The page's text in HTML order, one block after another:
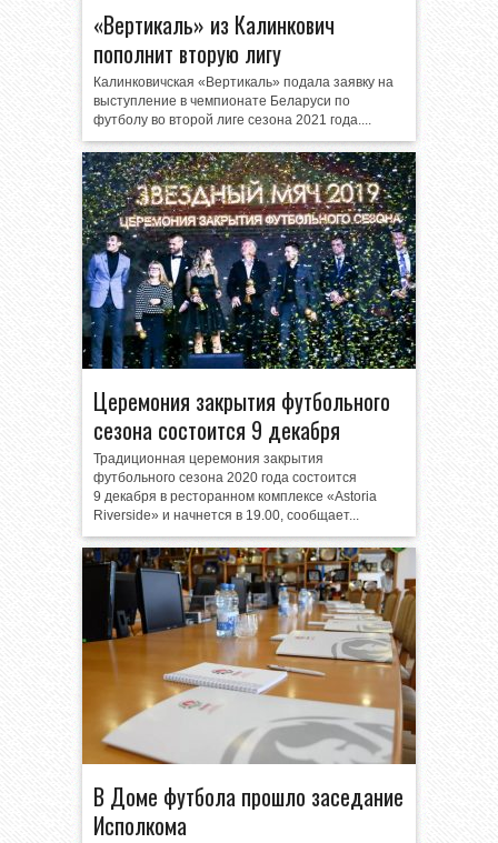
«Вертикаль» из Калинкович
пополнит вторую лигу
Калинковичская «Вертикаль» подала заявку на
выступление в чемпионате Беларуси по
футболу во второй лиге сезона 2021 года....
Церемония закрытия футбольного
сезона состоится 9 декабря
Традиционная церемония закрытия
футбольного сезона 2020 года состоится
9 декабря в ресторанном комплексе «Astoria
Riverside» и начнется в 19.00, сообщает...
В Доме футбола прошло заседание
Исполкома